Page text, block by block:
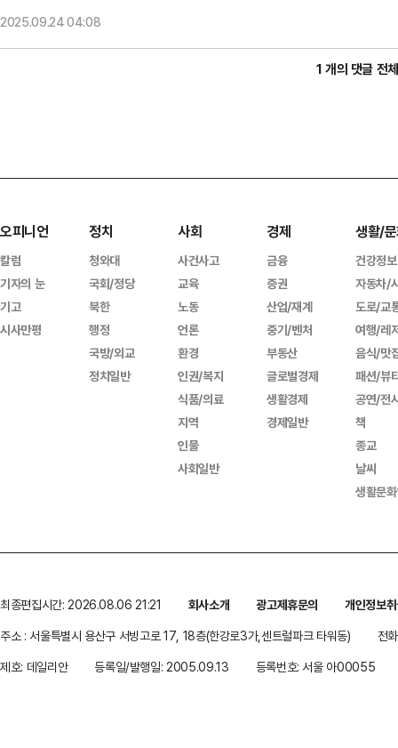
2025.09.2404:08
1 개의 댓글 전
오피니언
칼럼
기자의 눈
기고
시사만평
정치
청와대
국회/정당
북한
행정
국방/외교
정치일반
사회
사건사고
교육
노동
언론
환경
인권/복지
식품/의료
지역
인물
사회일반
경제
금융
증권
산업/재계
중기/벤처
부동산
글로벌경제
생활경제
경제일반
생활/
건강정보
자동차/
도로/교
여행/레
음식/맛
패션/뷰
공연/전
책
종교
날씨
생활문
최종편집시간: 2026.08.06 21:21 회사소개 광고제휴문의
개인정보
주소 : 서울특별시 용산구 서빙고로 17, 18층(한강로3가,센트럴파크 타워동)
전
제호: 데일리안
등록일/발행일: 2005.09.13 등록번호: 서울 아00055